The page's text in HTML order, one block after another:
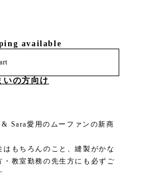
available
いの方向け
Sara愛用のムーファンの新商
もちろんのこと、縫製がかな
教室勤務の先生方にも必ずご